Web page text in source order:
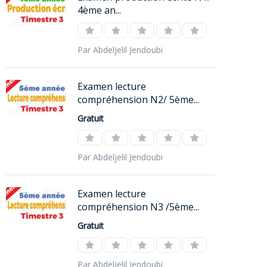
4ème an...
Par Abdeljelil Jendoubi
Examen lecture
compréhension N2/ 5ème...
Gratuit
Par Abdeljelil Jendoubi
Examen lecture
compréhension N3 /5ème...
Gratuit
Par Abdeljelil Jendoubi